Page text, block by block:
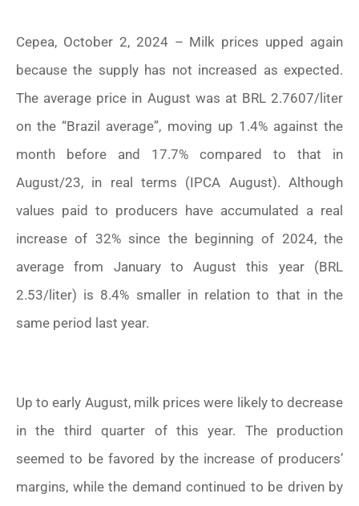
Cepea, October 2, 2024 – Milk prices upped again
because the supply has not increased as expected.
The average price in August was at BRL 2.7607/liter
on the “Brazil average”, moving up 1.4% against the
month before and 17.7% compared to that in
August/23, in real terms (IPCA August). Although
values paid to producers have accumulated a real
increase of 32% since the beginning of 2024, the
average from January to August this year (BRL
2.53/liter) is 8.4% smaller in relation to that in the
same period last year.
Up to early August, milk prices were likely to decrease
in the third quarter of this year. The production
seemed to be favored by the increase of producers’
margins, while the demand continued to be driven by